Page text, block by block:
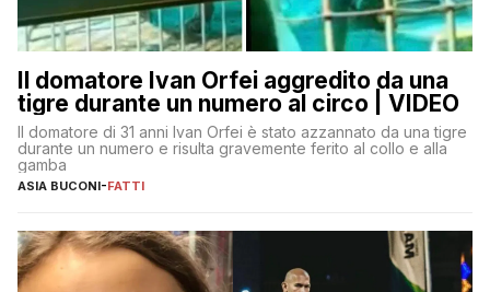
Il domatore Ivan Orfei aggredito da una
tigre durante un numero al circo | VIDEO
Il domatore di 31 anni Ivan Orfei è stato azzannato da una tigre
durante un numero e risulta gravemente ferito al collo e alla
gamba
ASIA BUCONI-FATTI